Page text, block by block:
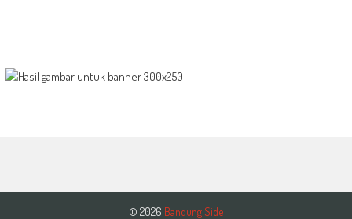
© 2026 Bandung Side